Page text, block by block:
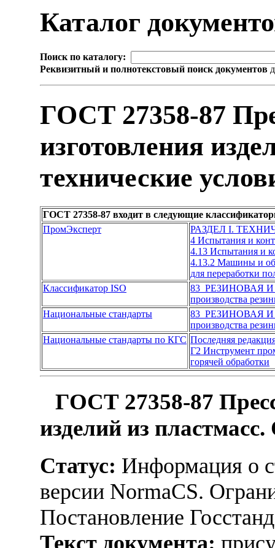
Каталог
Поиск по каталогу:
Реквизитный и полнотекстовый поиск документов
ГОСТ 27358-87
изготовления
технические
ГОСТ 27358-87 входит в следующие
ПромЭксперт
РАЗДЕЛ I.
4 Испытания и
4.13 Испытания и
4.13.2 Машины и
для переработки
Классификатор ISO
83 РЕЗИНОВАЯ
производства
Национальные стандарты
83 РЕЗИНОВАЯ
производства
Национальные стандарты по КГС Последняя
Г2 Инструмент
горячей обработки
ГОСТ 27358-87
изделий из
Статус: Информация о
версии NormaCS.
Постановление
Текст документа: